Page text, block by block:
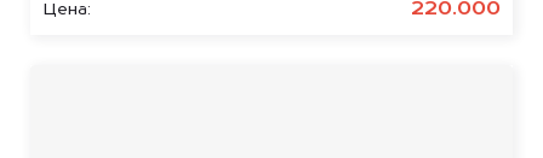
Цена: 220.000